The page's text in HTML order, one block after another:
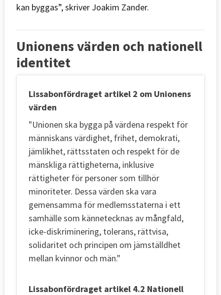
kan byggas”, skriver Joakim Zander.
Unionens värden och nationell
identitet
Lissabonfördraget artikel 2 om Unionens
värden
"Unionen ska bygga på värdena respekt för
människans värdighet, frihet, demokrati,
jämlikhet, rättsstaten och respekt för de
mänskliga rättigheterna, inklusive
rättigheter för personer som tillhör
minoriteter. Dessa värden ska vara
gemensamma för medlemsstaterna i ett
samhälle som kännetecknas av mångfald,
icke-diskriminering, tolerans, rättvisa,
solidaritet och principen om jämställdhet
mellan kvinnor och män."
Lissabonfördraget artikel 4.2 Nationell